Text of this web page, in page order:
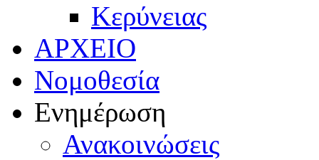
Κερύνειας
ΑΡΧΕΙΟ
Νομοθεσία
Ενημέρωση
Ανακοινώσεις